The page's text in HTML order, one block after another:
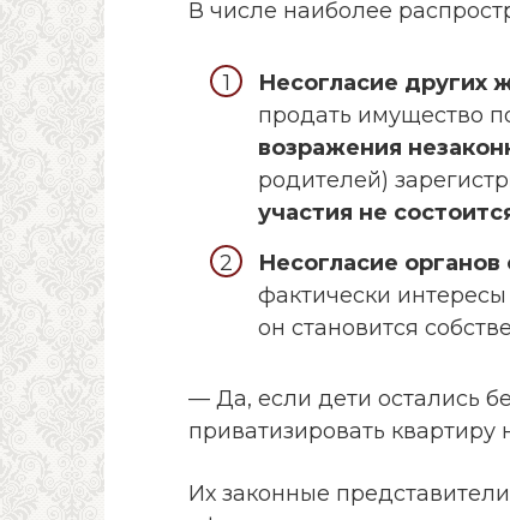
В числе наиболее
Несогласие других
продать имущество
возражения
родителей)
участия не
Несогласие органов
фактически
он становится
— Да, если дети остались
приватизировать квартиру
Их законные